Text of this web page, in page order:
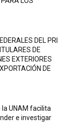
DEL PRI
DE
EXTERIORES
DE
UNAM facilita
e investigar